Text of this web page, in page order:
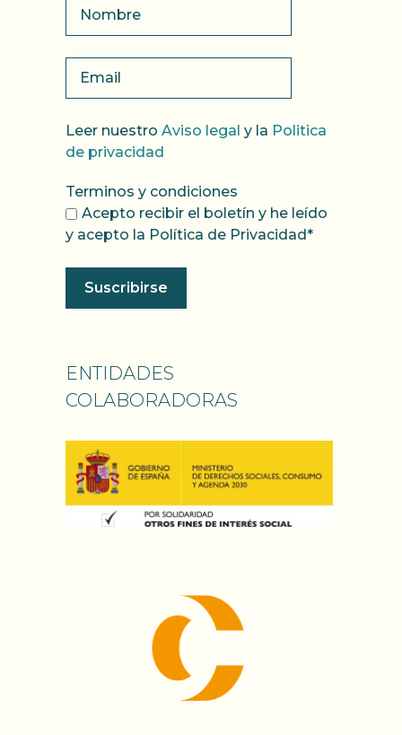
Leer nuestro Aviso legal y la Politica
de privacidad
Terminos y condiciones
Acepto recibir el boletín y he leído
y acepto la Política de Privacidad*
ENTIDADES
COLABORADORAS